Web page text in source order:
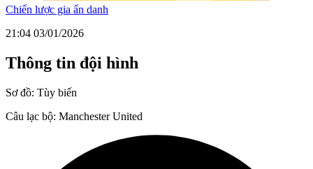
Chiến lược gia ẩn danh
21:04 03/01/2026
Thông tin đội hình
Sơ đồ: Tùy biến
Câu lạc bộ: Manchester United